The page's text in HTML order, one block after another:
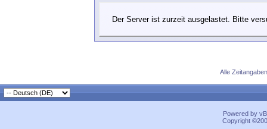
Der Server ist zurzeit ausgelastet. Bitte
Alle
Powered by
Copyright